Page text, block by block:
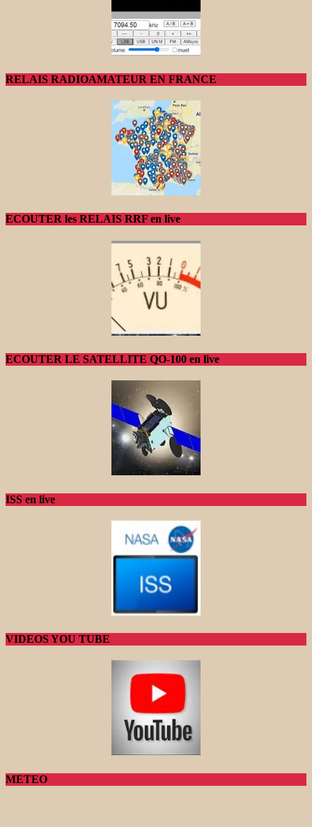
RELAIS RADIOAMATEUR EN FRANCE
ECOUTER les RELAIS RRF en live
ECOUTER LE SATELLITE QO-100 en live
ISS en live
VIDEOS YOU TUBE
METEO